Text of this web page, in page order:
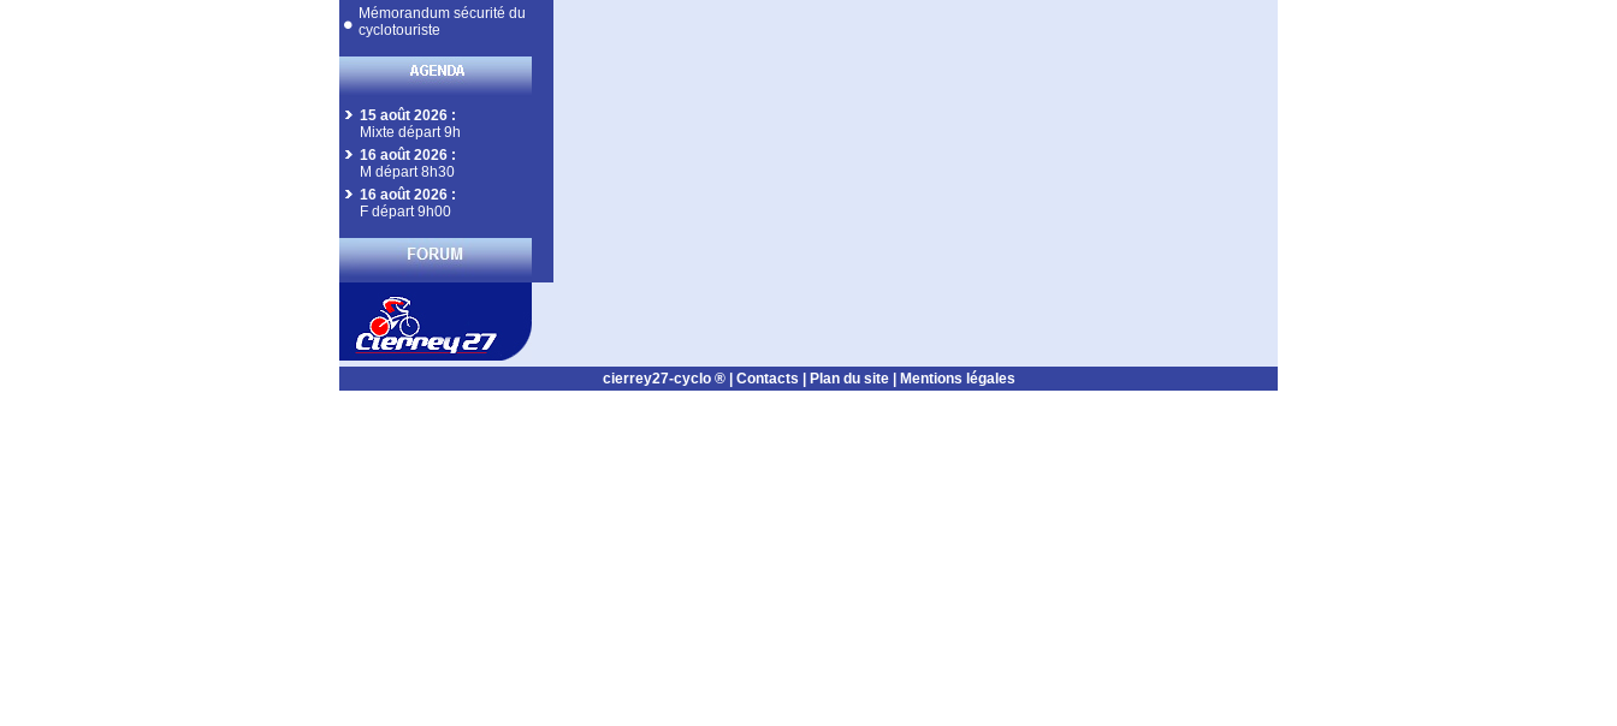
Mémorandum sécurité du
cyclotouriste
15 août 2026 :
Mixte départ 9h
16 août 2026 :
M départ 8h30
16 août 2026 :
F départ 9h00
cierrey27-cyclo ® | Contacts Plan du site Mentions légales